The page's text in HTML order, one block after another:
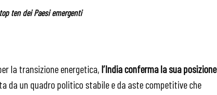
ten dei Paesi emergenti
la transizione energetica, l’India conferma la sua posizione
da un quadro politico stabile e da aste competitive che